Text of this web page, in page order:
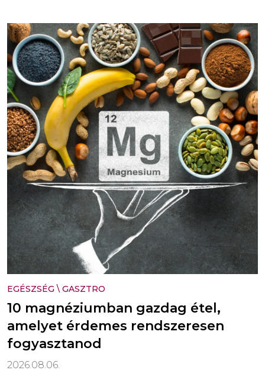
EGÉSZSÉG \ GASZTRO
10 magnéziumban gazdag étel,
amelyet érdemes rendszeresen
fogyasztanod
2026.08.06.